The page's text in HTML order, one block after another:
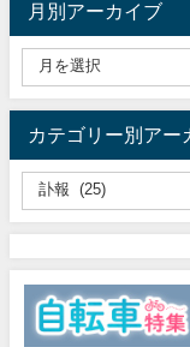
月別アーカイブ
カテゴリー別アー